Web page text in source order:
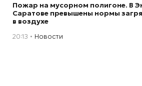
Пожар на мусорном полигоне. В
Саратове превышены нормы
в воздухе
20:13 Новости